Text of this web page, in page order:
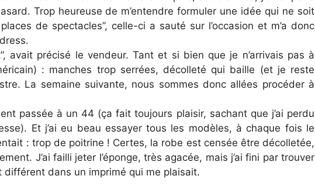
Trop heureuse de m’entendre formuler une idée qui ne soit
de spectacles”, celle-ci a sauté sur l’occasion et m’a donc
avait précisé le vendeur. Tant et si bien que je n’arrivais pas à
: manches trop serrées, décolleté qui baille (et je reste
La semaine suivante, nous sommes donc allées procéder à
passée à un 44 (ça fait toujours plaisir, sachant que j’ai perdu
Et j’ai eu beau essayer tous les modèles, à chaque fois le
: trop de poitrine ! Certes, la robe est censée être décolletée,
J’ai failli jeter l’éponge, très agacée, mais j’ai fini par trouver
différent dans un imprimé qui me plaisait.